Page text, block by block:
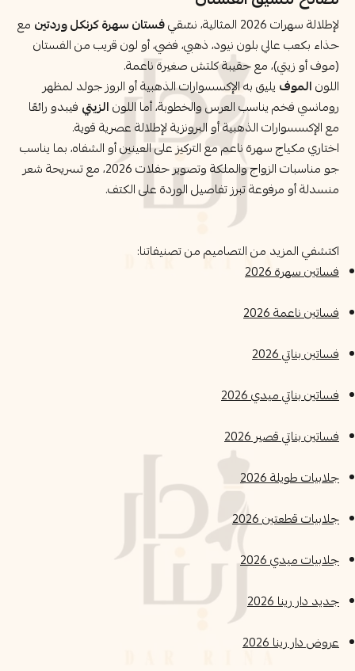
لإطلالة سهرات 2026 المثالية، نسّقي فستان سهرة كرنكل وردتين مع
حذاء بكعب عالي بلون نيود، ذهبي، فضي، أو لون قريب من الفستان
(موف أو زيتي)، مع حقيبة كلتش صغيرة ناعمة.
اللونالموف يليق به الإكسسوارات الذهبية أو الروز جولد لمظهر
رومانسي فخم يناسب العرس والخطوبة، أما اللونالزيتي فيبدو رائعًا
مع الإكسسوارات الذهبية أو البرونزية لإطلالة عصرية قوية.
اختاري مكياج سهرة ناعم مع التركيز على العينين أو الشفاه، بما يناسب
جو مناسبات الزواج والملكة وتصوير حفلات 2026، مع تسريحة شعر
منسدلة أو مرفوعة تبرز تفاصيل الوردة على الكتف.
اكتشفي المزيد من التصاميم من تصنيفاتنا:
فساتين سهرة 2026
فساتين ناعمة 2026
فساتين بناتي 2026
فساتين بناتي ميدي 2026
فساتين بناتي قصير 2026
جلابيات طويلة 2026
جلابيات قطعتين 2026
جلابيات ميدي 2026
جديد دار رينا 2026
عروض دار رينا 2026